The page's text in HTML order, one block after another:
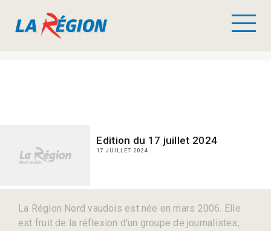
Edition du 17 juillet 2024
17 JUILLET 2024
La Région Nord vaudois est née en mars 2006. Elle
est fruit de la réflexion d’un groupe de journalistes,